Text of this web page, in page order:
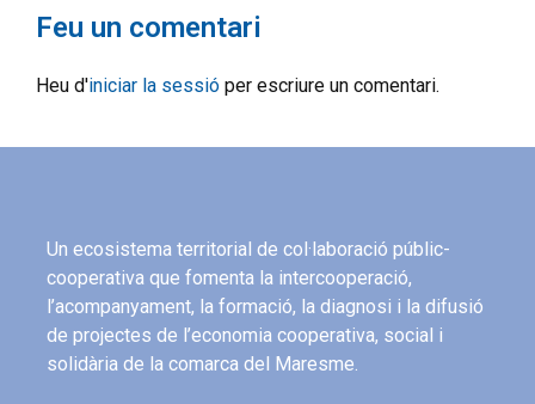
Feu un comentari
Heu d'iniciar la sessió per escriure un comentari.
Un ecosistema territorial de col·laboració públic-
cooperativa que fomenta la intercooperació,
l’acompanyament, la formació, la diagnosi i la difusió
de projectes de l’economia cooperativa, social i
solidària de la comarca del Maresme.